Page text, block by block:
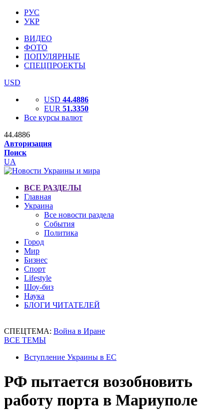
РУС
УКР
ВИДЕО
ФОТО
ПОПУЛЯРНЫЕ
СПЕЦПРОЕКТЫ
USD
USD 44.4886
EUR 51.3350
Все курсы валют
44.4886
Авторизация
Поиск
UA
ВСЕ РАЗДЕЛЫ
Главная
Украина
Все новости раздела
События
Политика
Город
Мир
Бизнес
Спорт
Lifestyle
Шоу-биз
Наука
БЛОГИ ЧИТАТЕЛЕЙ
СПЕЦТЕМА: Война в Иране
ВСЕ ТЕМЫ
Вступление Украины в ЕС
РФ пытается возобновить
работу порта в Мариуполе